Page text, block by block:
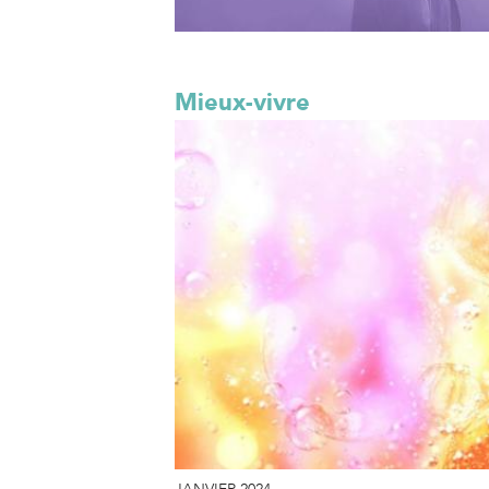
Mieux-vivre